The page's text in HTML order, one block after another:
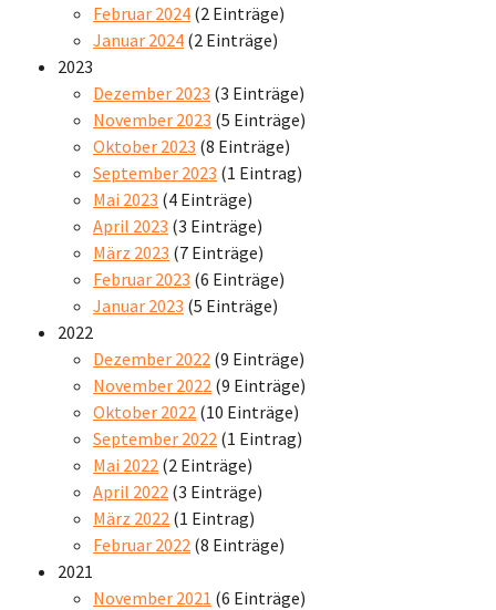
Februar 2024 (2 Einträge)
Januar 2024 (2 Einträge)
2023
Dezember 2023 (3 Einträge)
November 2023 (5 Einträge)
Oktober 2023 (8 Einträge)
September 2023 (1 Eintrag)
Mai 2023 (4 Einträge)
April 2023 (3 Einträge)
März 2023 (7 Einträge)
Februar 2023 (6 Einträge)
Januar 2023 (5 Einträge)
2022
Dezember 2022 (9 Einträge)
November 2022 (9 Einträge)
Oktober 2022 (10 Einträge)
September 2022 (1 Eintrag)
Mai 2022 (2 Einträge)
April 2022 (3 Einträge)
März 2022 (1 Eintrag)
Februar 2022 (8 Einträge)
2021
November 2021 (6 Einträge)